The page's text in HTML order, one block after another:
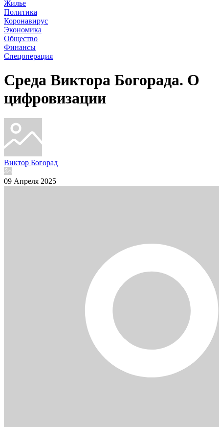
Жилье
Политика
Коронавирус
Экономика
Общество
Финансы
Спецоперация
Среда Виктора Богорада. О
цифровизации
Виктор Богорад
09 Апреля 2025